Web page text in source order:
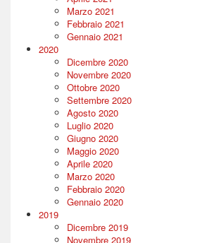
Marzo 2021
Febbraio 2021
Gennaio 2021
2020
Dicembre 2020
Novembre 2020
Ottobre 2020
Settembre 2020
Agosto 2020
Luglio 2020
Giugno 2020
Maggio 2020
Aprile 2020
Marzo 2020
Febbraio 2020
Gennaio 2020
2019
Dicembre 2019
Novembre 2019